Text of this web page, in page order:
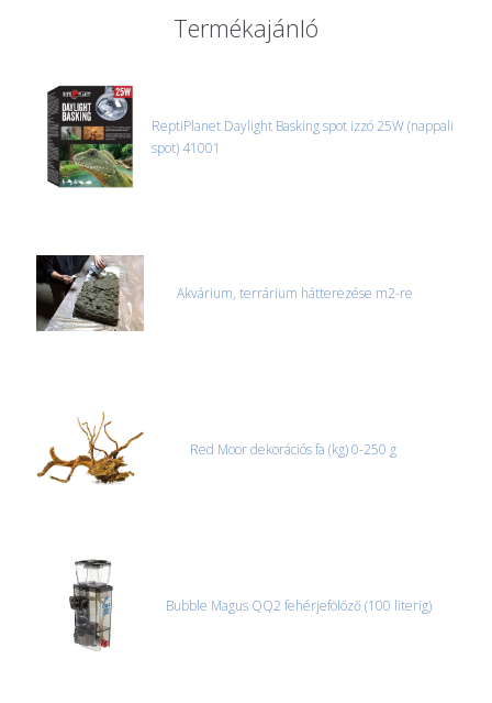
van lehetőség, ezért nagy vagy nehéz termékeknél (pl. nagy
akváriumok, bútorok, stb.) egyedi szállítási ajánlatot adunk.
vagy saját teherautóval oldjuk meg. Minden rendelés egyedi,
úgyhogy előre egyeztetni kell mindenképpen.
CSOMAG ÁTVÉTELE
Amennyiben a csomag átvételekor sérülést, folyadékot vagy
és azonnal eljutott hozzánk az információ.
Termékajánló
ReptiPlanet Daylight Basking spot izzó 25W (nappali
spot) 41001
Akvárium, terrárium hátterezése m2-re
Red Moor dekorációs fa (kg) 0-250 g
Bubble Magus QQ2 fehérjefölöző (100 literig)